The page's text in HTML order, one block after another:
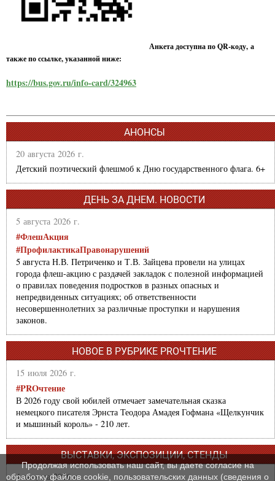
Анкета доступна по QR-коду, а
также по ссылке, указанной ниже:
https://bus.gov.ru/info-card/324963
АНОНСЫ
20 августа 2026 г.
Детский поэтический флешмоб к Дню государственного флага. 6+
ДЕНЬ ЗА ДНЕМ. НОВОСТИ
5 августа 2026 г.
#ФлешАкция
#ПрофилактикаПравонарушений
5 августа Н.В. Петриченко и Т.В. Зайцева провели на улицах
города флеш-акцию с раздачей закладок с полезной информацией
о правилах поведения подростков в разных опасных и
непредвиденных ситуациях; об ответственности
несовершеннолетних за различные проступки и нарушения
законов.
НОВОЕ В РУБРИКЕ PROЧТЕНИЕ
15 июля 2026 г.
#PROчтение
В 2026 году свой юбилей отмечает замечательная сказка
немецкого писателя Эрнста Теодора Амадея Гофмана «Щелкунчик
и мышиный король» - 210 лет.
ВЫСТАВКИ, ЭКСПОЗИЦИИ, СТЕНДЫ
4 августа 2026 г.
Продолжая использовать наш сайт, вы даете согласие на
обработку файлов cookie, пользовательских данных (сведения о